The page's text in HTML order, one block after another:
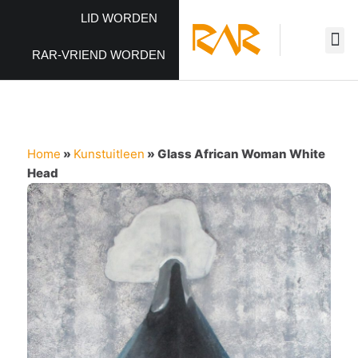
LID WORDEN
RAR-VRIEND WORDEN
Home » Kunstuitleen » Glass African Woman White
Head